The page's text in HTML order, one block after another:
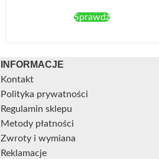
Sprawdź
INFORMACJE
Kontakt
Polityka prywatności
Regulamin sklepu
Metody płatności
Zwroty i wymiana
Reklamacje